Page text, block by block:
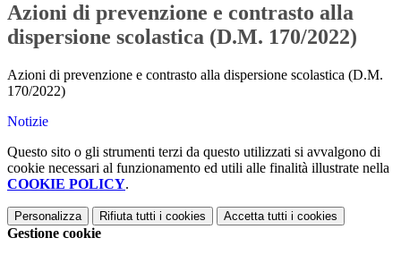
Azioni di prevenzione e contrasto alla
dispersione scolastica (D.M. 170/2022)
Azioni di prevenzione e contrasto alla dispersione scolastica (D.M.
170/2022)
Notizie
Questo sito o gli strumenti terzi da questo utilizzati si avvalgono di
cookie necessari al funzionamento ed utili alle finalità illustrate nella
COOKIE POLICY.
Personalizza Rifiuta tutti i cookies Accetta tutti i cookies
Gestione cookie